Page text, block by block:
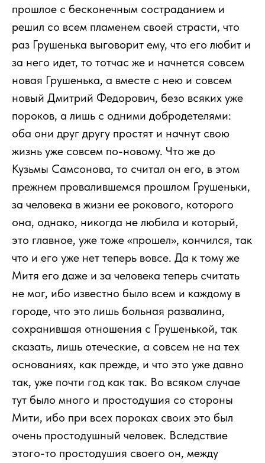
прошлое с бесконечным состраданием и
решил со всем пламенем своей страсти, что
раз Грушенька выговорит ему, что его любит и
за него идет, то тотчас же и начнется совсем
новая Грушенька, а вместе с нею и совсем
новый Дмитрий Федорович, безо всяких уже
пороков, а лишь с одними добродетелями:
оба они друг другу простят и начнут свою
жизнь уже совсем по-новому. Что же до
Кузьмы Самсонова, то считал он его, в этом
прежнем провалившемся прошлом Грушеньки,
за человека в жизни ее рокового, которого
она, однако, никогда не любила и который,
это главное, уже тоже «прошел», кончился, так
что и его уже нет теперь вовсе. Да к тому же
Митя его даже и за человека теперь считать
не мог, ибо известно было всем и каждому в
городе, что это лишь больная развалина,
сохранившая отношения с Грушенькой, так
сказать, лишь отеческие, а совсем не на тех
основаниях, как прежде, и что это уже давно
так, уже почти год как так. Во всяком случае
тут было много и простодушия со стороны
Мити, ибо при всех пороках своих это был
очень простодушный человек. Вследствие
этого-то простодушия своего он, между